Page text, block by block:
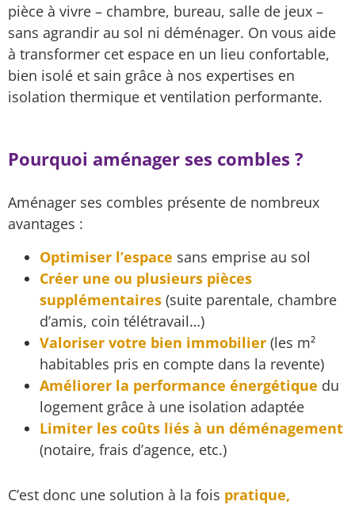
pièce à vivre – chambre, bureau, salle de jeux –
sans agrandir au sol ni déménager. On vous aide
à transformer cet espace en un lieu confortable,
bien isolé et sain grâce à nos expertises en
isolation thermique et ventilation performante.
Pourquoi aménager ses combles ?
Aménager ses combles présente de nombreux
avantages :
Optimiser l’espace sans emprise au sol
Créer une ou plusieurs pièces
supplémentaires (suite parentale, chambre
d’amis, coin télétravail…)
Valoriser votre bien immobilier (les m²
habitables pris en compte dans la revente)
Améliorer la performance énergétique du
logement grâce à une isolation adaptée
Limiter les coûts liés à un déménagement
(notaire, frais d’agence, etc.)
C’est donc une solution à la fois pratique,